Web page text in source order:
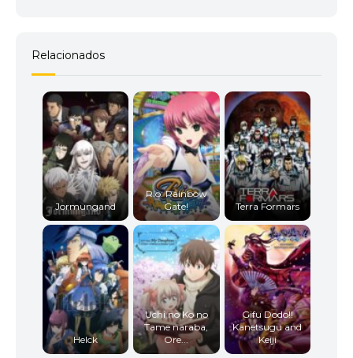
Relacionados
Jormungand
Rio: Rainbow
Gate!
Terra Formars
Helck
Uchi no Ko no
Tame naraba,
Ore...
Gifu Dodo!!
Kanetsugu and
Keiji